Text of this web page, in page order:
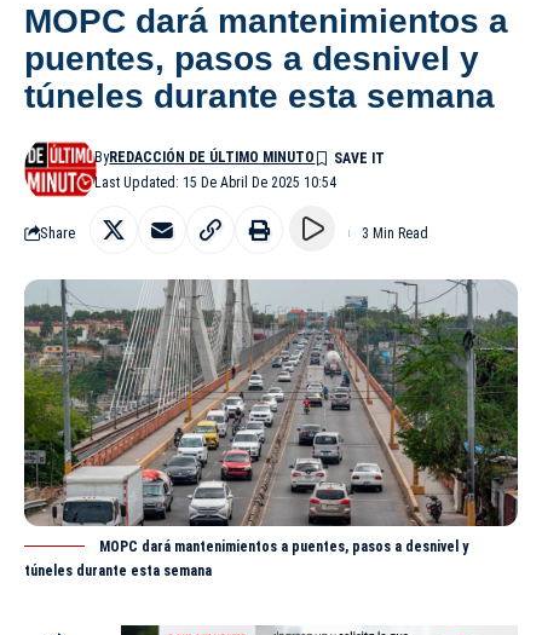
MOPC dará mantenimientos a
puentes, pasos a desnivel y
túneles durante esta semana
Last Updated: 15 De Abril De 2025 10:54
ByREDACCIÓN DE ÚLTIMO MINUTO
Share 3 Min Read
MOPC dará mantenimientos a puentes, pasos a desnivel y
túneles durante esta semana